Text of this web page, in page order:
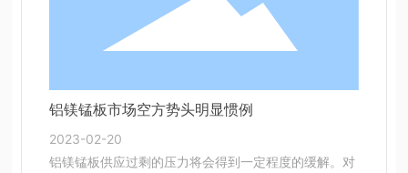
铝镁锰板市场空方势头明显惯例
2023-02-20
铝镁锰板供应过剩的压力将会得到一定程度的缓解。对